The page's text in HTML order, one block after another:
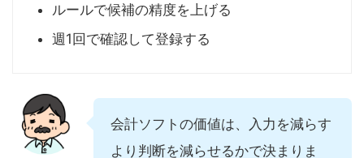
ルールで候補の精度を上げる
週1回で確認して登録する
会計ソフトの価値は、入力を減らす
より判断を減らせるかで決まりま